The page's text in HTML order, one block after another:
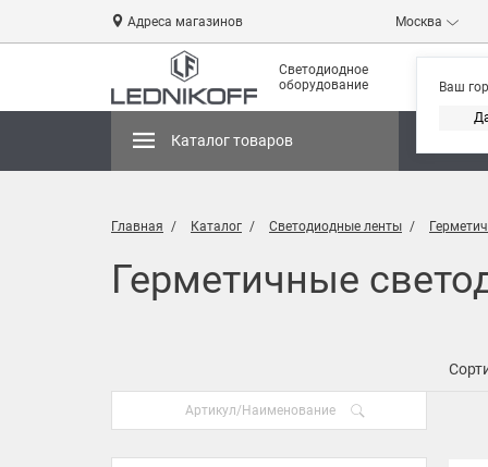
Адреса магазинов Москва
Ваш
Светодиодное
оборудование
Каталог товаров
Главная Каталог Светодиодные ленты
Герметичные